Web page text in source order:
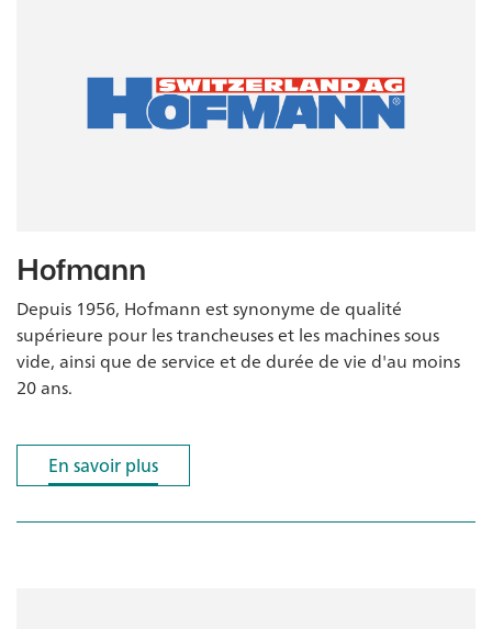
Hofmann
Depuis 1956, Hofmann est synonyme de qualité
supérieure pour les trancheuses et les machines sous
vide, ainsi que de service et de durée de vie d'au moins
20 ans.
En savoir plus
En savoir plus